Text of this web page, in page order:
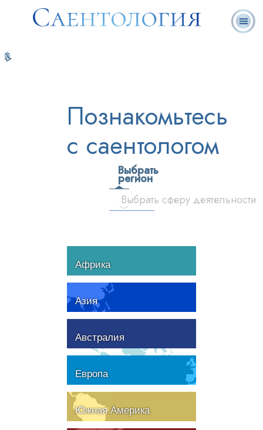
Л. Рон
Познакомьтесь
с саентологом
Выбрать
регион
Выбрать сферу деятельности
Африка
Азия
Австралия
Европа
Южная Америка